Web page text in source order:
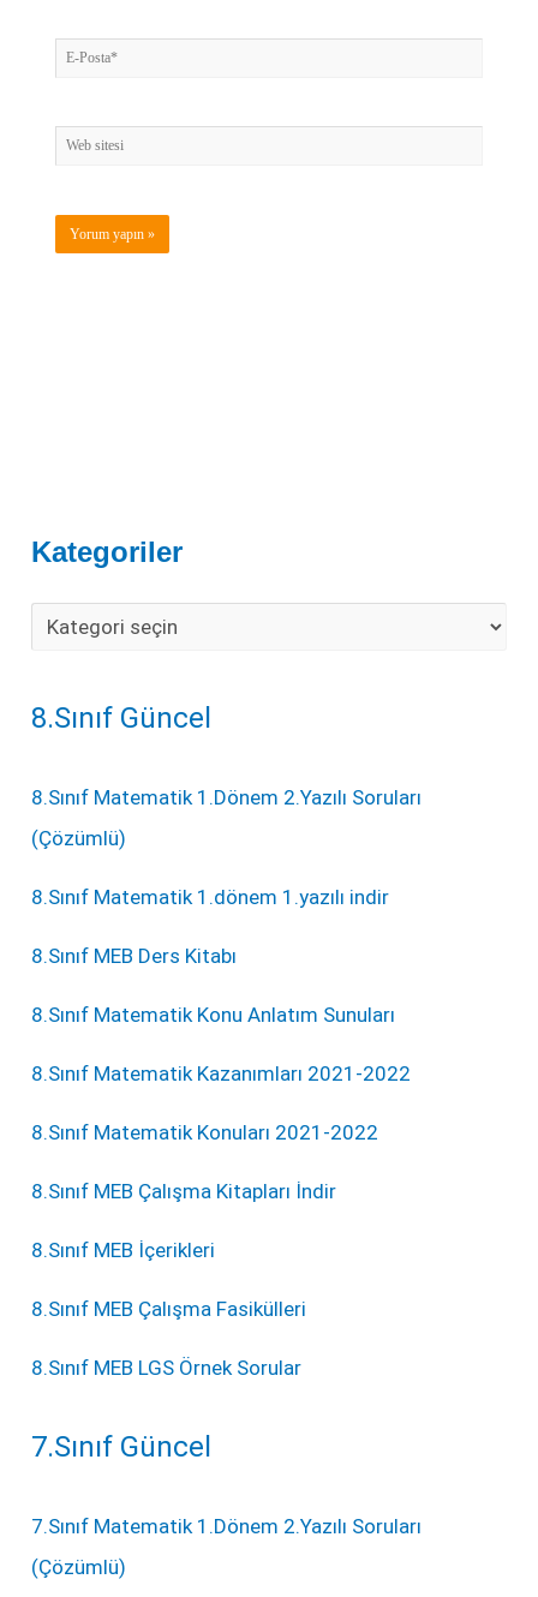
Kategoriler
8.Sınıf Güncel
8.Sınıf Matematik 1.Dönem 2.Yazılı Soruları
(Çözümlü)
8.Sınıf Matematik 1.dönem 1.yazılı indir
8.Sınıf MEB Ders Kitabı
8.Sınıf Matematik Konu Anlatım Sunuları
8.Sınıf Matematik Kazanımları 2021-2022
8.Sınıf Matematik Konuları 2021-2022
8.Sınıf MEB Çalışma Kitapları İndir
8.Sınıf MEB İçerikleri
8.Sınıf MEB Çalışma Fasikülleri
8.Sınıf MEB LGS Örnek Sorular
7.Sınıf Güncel
7.Sınıf Matematik 1.Dönem 2.Yazılı Soruları
(Çözümlü)